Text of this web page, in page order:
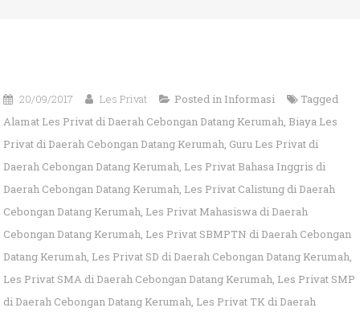
20/09/2017 Les Privat Posted in Informasi
Tagged
Alamat Les Privat di Daerah Cebongan Datang Kerumah, Biaya Les
Privat di Daerah Cebongan Datang Kerumah, Guru Les Privat di
Daerah Cebongan Datang Kerumah, Les Privat Bahasa Inggris di
Daerah Cebongan Datang Kerumah, Les Privat Calistung di Daerah
Cebongan Datang Kerumah, Les Privat Mahasiswa di Daerah
Cebongan Datang Kerumah, Les Privat SBMPTN di Daerah Cebongan
Datang Kerumah, Les Privat SD di Daerah Cebongan Datang Kerumah,
Les Privat SMA di Daerah Cebongan Datang Kerumah, Les Privat SMP
di Daerah Cebongan Datang Kerumah, Les Privat TK di Daerah